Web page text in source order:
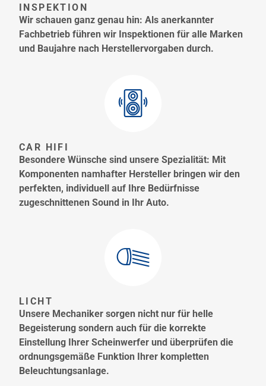
INSPEKTION
Wir schauen ganz genau hin: Als anerkannter
Fachbetrieb führen wir Inspektionen für alle Marken
und Baujahre nach Herstellervorgaben durch.
CAR HIFI
Besondere Wünsche sind unsere Spezialität: Mit
Komponenten namhafter Hersteller bringen wir den
perfekten, individuell auf Ihre Bedürfnisse
zugeschnittenen Sound in Ihr Auto.
LICHT
Unsere Mechaniker sorgen nicht nur für helle
Begeisterung sondern auch für die korrekte
Einstellung Ihrer Scheinwerfer und überprüfen die
ordnungsgemäße Funktion Ihrer kompletten
Beleuchtungsanlage.